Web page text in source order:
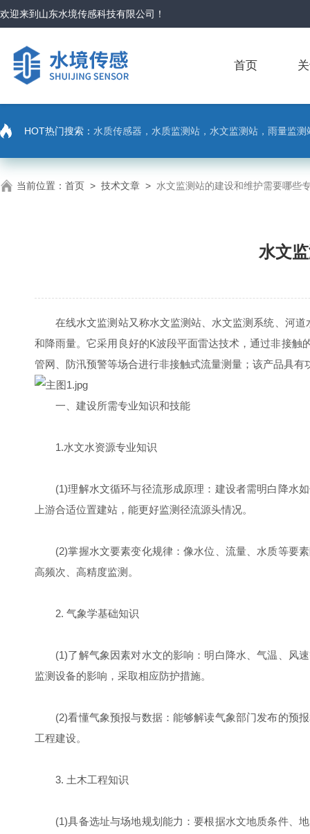
欢迎来到 山东水境传感科技有限公司 ！
首页
HOT热门搜索： 水质传感器，水质监测站，水文监测站，雨量监
当前位置： 首页 > 技术文章 > 水文监测站的建设和维护需要哪些
水文
在线水文监测站又称水文监测站、水文监测系统、河道
和降雨量。它采用良好的K波段平面雷达技术，通过非接
管网、防汛预警等场合进行非接触式流量测量；该产品具
一、建设所需专业知识和技能
1.水文水资源专业知识
(1)理解水文循环与径流形成原理：建设者需明白降水如
上游合适位置建站，能更好监测径流源头情况。
(2)掌握水文要素变化规律：像水位、流量、水质等要素
高频次、高精度监测。
2. 气象学基础知识
(1)了解气象因素对水文的影响：明白降水、气温、风速
监测设备的影响，采取相应防护措施。
(2)看懂气象预报与数据：能够解读气象部门发布的预报
工程建设。
3. 土木工程知识
(1)具备选址与场地规划能力：要根据水文地质条件、地